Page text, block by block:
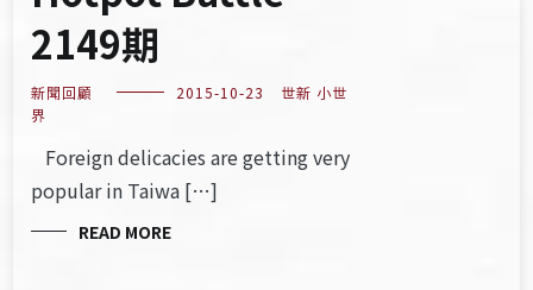
2149期
新聞回顧 2015-10-23
世新 小世
界
Foreign delicacies are getting very
popular in Taiwa […]
READ MORE